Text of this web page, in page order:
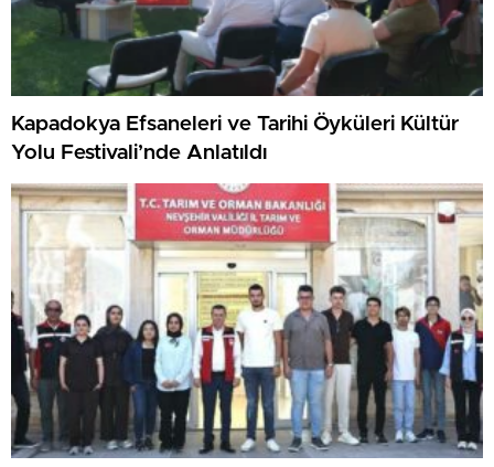
Kapadokya Efsaneleri ve Tarihi Öyküleri Kültür
Yolu Festivali’nde Anlatıldı